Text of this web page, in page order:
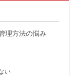
理方法の悩み
い